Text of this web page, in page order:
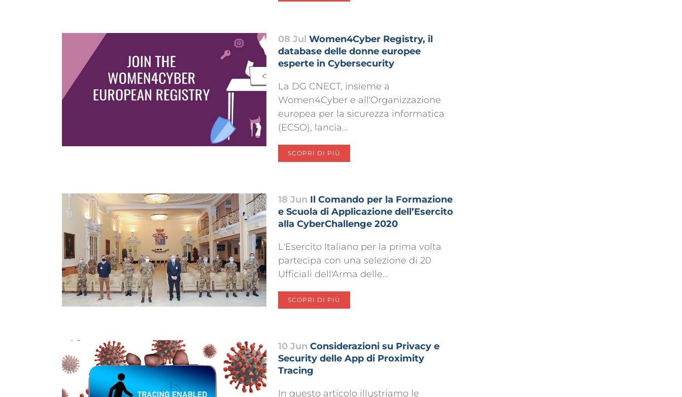
08 Jul Women4Cyber Registry, il
database delle donne europee
esperte in Cybersecurity
La DG CNECT, insieme a
Women4Cyber e all'Organizzazione
europea per la sicurezza informatica
(ECSO), lancia...
SCOPRI DI PIÙ
18 Jun Il Comando per la Formazione
e Scuola di Applicazione dell’Esercito
alla CyberChallenge 2020
L'Esercito Italiano per la prima volta
partecipa con una selezione di 20
Ufficiali dell'Arma delle...
SCOPRI DI PIÙ
10 Jun Considerazioni su Privacy e
Security delle App di Proximity
Tracing
In questo articolo illustriamo le